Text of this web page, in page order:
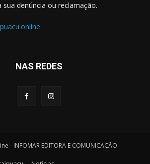
denúncia ou reclamação.
NAS REDES
- INFOMAR EDITORA E COMUNICAÇÃO